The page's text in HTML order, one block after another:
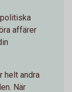
affärer
helt andra
När